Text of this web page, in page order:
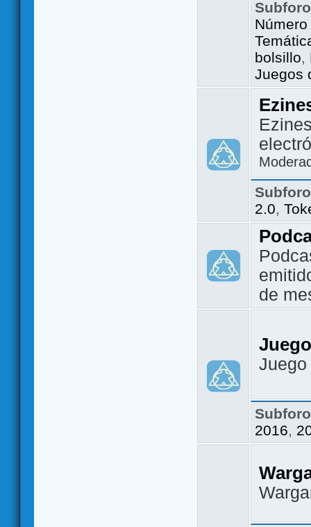
bolsillo,
Juegos
2.0,
de
2016,